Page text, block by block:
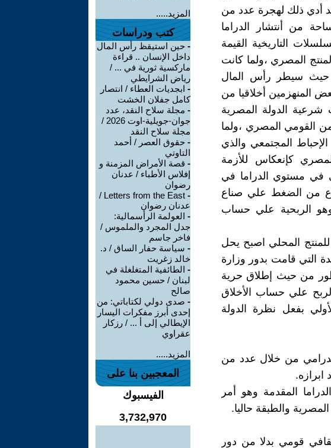
أدي ذلك لهجرة عدد من
من أنتشار الدراما
التاريخية القيمة
المصري ،ولما كانت
حيث سيطر رأس المال
المنهزمين أخلاقيا من
شرعية الدولة المصرية
القومي المصري ،ولما
المجتمعي والذي
كإنعكاس للأزمة
في مستوي الدراما في
من الضغط علي صناع
الربحية علي حساب
المحلي اصبح يحل
التي قامت بدور وزارة
من حيث إطلاق حرية
علي حساب الأخلاق
بفعل نظرة الدولة
من خلال عدد من
المقدمة وهو أمر
والطبقة حاليا.
قومي بدلا من دور
المزيد.....
كتب ودراسات
- حين استيقظ رأس المال
داخل الإنسان .. قراءة
ماركسية ثورية في ... /
رياض الشرايطي
- ابجديات العطاء / انتصار
كامل جفلان الخشت
- مجلة سلاح النقد، عدد
جوان-جويلية-اوت 2026 /
مجلة سلاح النقد
- حقوق العصر / أحمد
التاوتي
- قصة الأمراض المزمنة و
إفلاس الأطباء / عدنان
رضوان
-
Letters from the East /
عدنان رضوان
- العولمة الرأسمالية:
جدل المجرد والملموس /
فاخر جاسم
- سياسة حفار الساق / د.
خالد زغريت
- الطائفية المتغلغلة في
لبنان / حسين محمود
صالح
- صدى دولي لكتاباتي: من
إحدى أبرز مفكرات اليسار
الإيطالي إلى أ ... / رزكار
عقراوي
المزيد.....
المعجبين بنا على
الفيسبوك
3,732,970